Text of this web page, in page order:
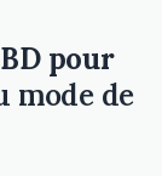
pour
mode de